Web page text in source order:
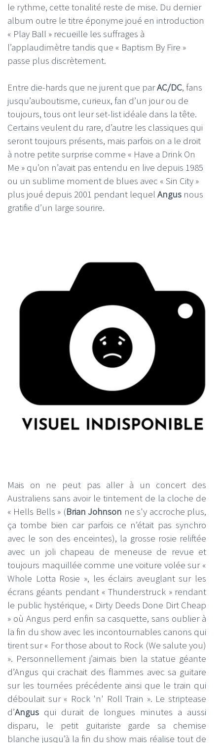
le rythme, cette tonalité reste de mise. Du dernier
album outre le titre éponyme joué en introduction
« Play Ball » recueille les suffrages à
l’applaudimètre tandis que « Baptism By Fire »
passe plus discrètement.
Entre die-hards que ne jurent que parAC/DC, fans
jusqu’auboutisme, curieux, fan d’un jour ou de
toujours, tous ont leur set-list idéale dans la tête.
Certains veulent du rare, d’autre les classiques qui
seront toujours présents, mais parfois on a le droit
à notre petite surprise comme « Have a Drink On
Me » qu’on n’avait pas entendu en live depuis 1985
ou un sublime moment de blues avec « Sin City »
plus joué depuis 2001 pendant lequel Angus nous
gratifie d’un large sourire.
Mais on ne peut pas aller à un concert des
Australiens sans avoir le tintement de la cloche de
« Hells Bells » (Brian Johnson ne s'y accroche plus,
ça tombe bien car parfois ce n’était pas synchro
avec le son des enceintes), la grosse rosie reliftée
avec un joli chapeau de meneuse de revue et
toujours maquillée comme une voiture volée sur «
Whole Lotta Rosie », les éclairs aveuglant sur les
écrans géants pendant « Thunderstruck » rendant
le public hystérique, « Dirty Deeds Done Dirt Cheap
» où Angus perd enfin sa casquette, sans oublier à
la fin du show avec les incontournables canons qui
tirent sur « For those about to Rock (We salute you)
». Personnellement j’aimais bien la statue géante
d’Angus qui crachait des flammes avec sa guitare
sur les tournées précédente ainsi que le train qui
déboulait sur « Rock 'n' Roll Train ». Le striptease
d’Angus qui durait de longues minutes a aussi
disparu, le petit guitariste garde sa chemise
blanche jusqu’à la fin du show mais réalise tout de